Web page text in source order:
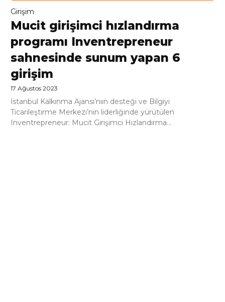
Girişim
Mucit girişimci hızlandırma
programı Inventrepreneur
sahnesinde sunum yapan 6
girişim
17 Ağustos 2023
İstanbul Kalkınma Ajansı’nıın desteği ve Bilgiyi
Ticarileştirme Merkezi’nin liderliğinde yürütülen
Inventrepreneur: Mucit Girişimci Hızlandırma...